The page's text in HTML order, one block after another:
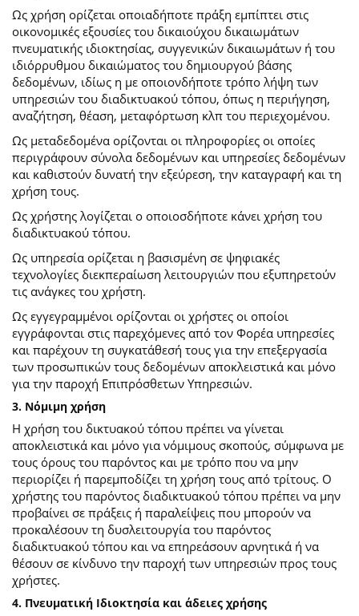
Ως χρήση ορίζεται οποιαδήποτε πράξη εμπίπτει στις
οικονομικές εξουσίες του δικαιούχου δικαιωμάτων
πνευματικής ιδιοκτησίας, συγγενικών δικαιωμάτων ή του
ιδιόρρυθμου δικαιώματος του δημιουργού βάσης
δεδομένων, ιδίως η με οποιονδήποτε τρόπο λήψη των
υπηρεσιών του διαδικτυακού τόπου, όπως η περιήγηση,
αναζήτηση, θέαση, μεταφόρτωση κλπ του περιεχομένου.
Ως μεταδεδομένα ορίζονται οι πληροφορίες οι οποίες
περιγράφουν σύνολα δεδομένων και υπηρεσίες δεδομένων
και καθιστούν δυνατή την εξεύρεση, την καταγραφή και τη
χρήση τους.
Ως χρήστης λογίζεται ο οποιοσδήποτε κάνει χρήση του
διαδικτυακού τόπου.
Ως υπηρεσία ορίζεται η βασισμένη σε ψηφιακές
τεχνολογίες διεκπεραίωση λειτουργιών που εξυπηρετούν
τις ανάγκες του χρήστη.
Ως εγγεγραμμένοι ορίζονται οι χρήστες οι οποίοι
εγγράφονται στις παρεχόμενες από τον Φορέα υπηρεσίες
και παρέχουν τη συγκατάθεσή τους για την επεξεργασία
των προσωπικών τους δεδομένων αποκλειστικά και μόνο
για την παροχή Επιπρόσθετων Υπηρεσιών.
3. Νόμιμη χρήση
Η χρήση του δικτυακού τόπου πρέπει να γίνεται
αποκλειστικά και μόνο για νόμιμους σκοπούς, σύμφωνα με
τους όρους του παρόντος και με τρόπο που να μην
περιορίζει ή παρεμποδίζει τη χρήση τους από τρίτους. Ο
χρήστης του παρόντος διαδικτυακού τόπου πρέπει να μην
προβαίνει σε πράξεις ή παραλείψεις που μπορούν να
προκαλέσουν τη δυσλειτουργία του παρόντος
διαδικτυακού τόπου και να επηρεάσουν αρνητικά ή να
θέσουν σε κίνδυνο την παροχή των υπηρεσιών προς τους
χρήστες.
4. Πνευματική Ιδιοκτησία και άδειες χρήσης